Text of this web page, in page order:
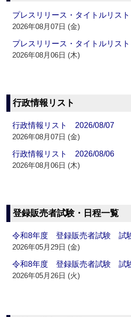
プレスリリース・タイトルリス
2026年08月07日 (金)
プレスリリース・タイトルリス
2026年08月06日 (木)
行政情報リスト
行政情報リスト 2026/08/07
2026年08月07日 (金)
行政情報リスト 2026/08/06
2026年08月06日 (木)
登録販売者試験・日程一覧
令和8年度 登録販売者試験 試
2026年05月29日 (金)
令和8年度 登録販売者試験 試
2026年05月26日 (火)